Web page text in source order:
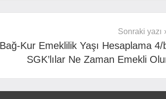
Sonraki yazı
Bağ-Kur Emeklilik Yaşı Hesaplama 4/
SGK’lılar Ne Zaman Emekli